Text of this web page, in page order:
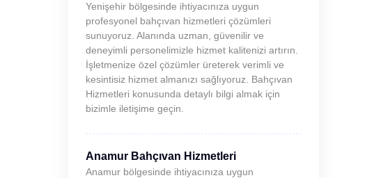
Yenişehir bölgesinde ihtiyacınıza uygun
profesyonel bahçıvan hizmetleri çözümleri
sunuyoruz. Alanında uzman, güvenilir ve
deneyimli personelimizle hizmet kalitenizi artırın.
İşletmenize özel çözümler üreterek verimli ve
kesintisiz hizmet almanızı sağlıyoruz. Bahçıvan
Hizmetleri konusunda detaylı bilgi almak için
bizimle iletişime geçin.
Anamur Bahçıvan Hizmetleri
Anamur bölgesinde ihtiyacınıza uygun